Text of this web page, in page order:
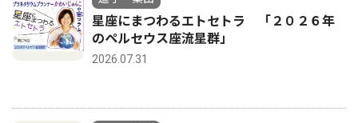
星座にまつわるエトセトラ 「２０２６年
のペルセウス座流星群」
2026.07.31